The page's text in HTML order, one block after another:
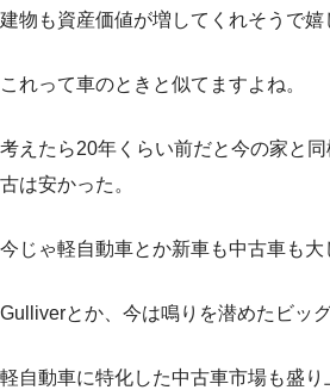
建物も資産価値が増してくれそうで嬉
これって車のときと似てますよね。
考えたら20年くらい前だと今の家と
古は安かった。
今じゃ軽自動車とか新車も中古車も大
Gulliverとか、今は鳴りを潜めたビッ
軽自動車に特化した中古車市場も盛